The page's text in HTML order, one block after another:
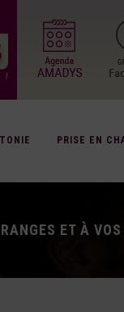
PRISE EN
ET À